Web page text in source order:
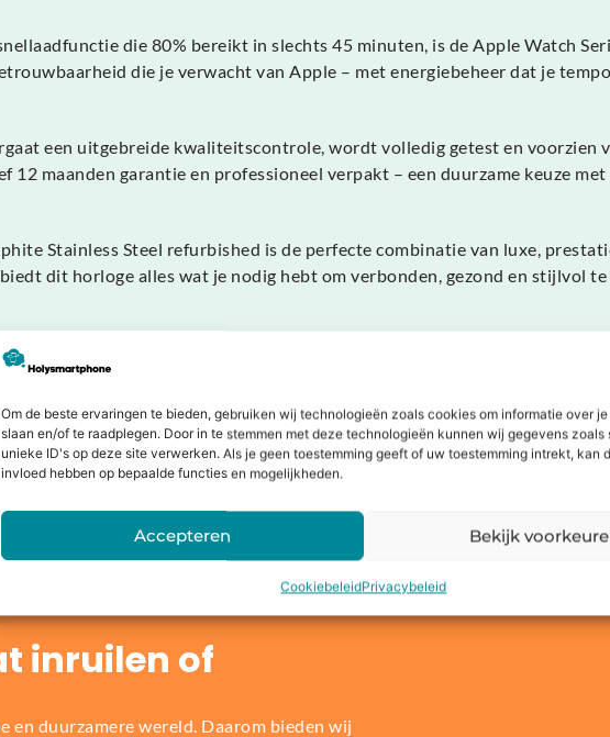
Om de beste ervaringen te bieden, gebruiken wij technologieën zoals cookies om informatie over
slaan en/of te raadplegen. Door in te stemmen met deze technologieën kunnen wij gegevens zoals
unieke ID's op deze site verwerken. Als je geen toestemming geeft of uw toestemming intrekt, kan
invloed hebben op bepaalde functies en mogelijkheden.
Accepteren Bekijk
CookiebeleidPrivacybeleid
die 80% bereikt in slechts 45 minuten, is de Apple Watch
die je verwacht van Apple – met energiebeheer dat je
een uitgebreide kwaliteitscontrole, wordt volledig getest en voorzien
12 maanden garantie en professioneel verpakt – een duurzame keuze
Stainless Steel refurbished is de perfecte combinatie van luxe,
dit horloge alles wat je nodig hebt om verbonden, gezond en stijlvol
Dit zeggen onze klanten
inruilen of
en duurzamere wereld. Daarom bieden wij